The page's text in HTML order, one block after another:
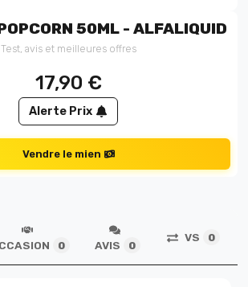
50ML - ALFALIQUID
Test, avis et meilleures offres
17,90 €
Alerte Prix
Vendre le mien
0 AVIS 0
VS 0